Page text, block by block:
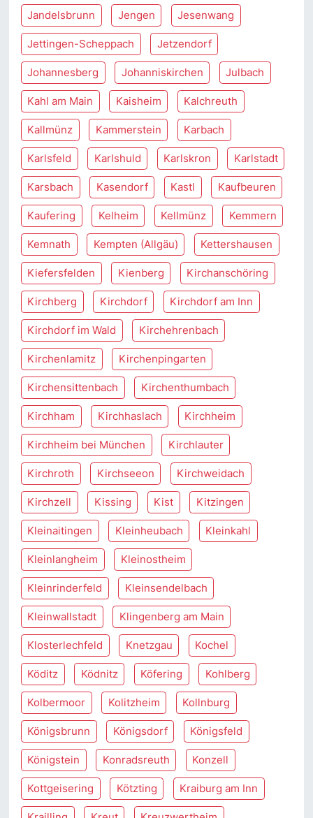
Jandelsbrunn Jengen Jesenwang
Jettingen-Scheppach Jetzendorf
Johannesberg Johanniskirchen Julbach
Kahl am Main Kaisheim Kalchreuth
Kallmünz Kammerstein Karbach
Karlsfeld Karlshuld Karlskron Karlstadt
Karsbach Kasendorf Kastl Kaufbeuren
Kaufering Kelheim Kellmünz Kemmern
Kemnath Kempten (Allgäu) Kettershausen
Kiefersfelden Kienberg Kirchanschöring
Kirchberg Kirchdorf Kirchdorf am Inn
Kirchdorf im Wald Kirchehrenbach
Kirchenlamitz Kirchenpingarten
Kirchensittenbach Kirchenthumbach
Kirchham Kirchhaslach Kirchheim
Kirchheim bei München Kirchlauter
Kirchroth Kirchseeon Kirchweidach
Kirchzell Kissing Kist Kitzingen
Kleinaitingen Kleinheubach Kleinkahl
Kleinlangheim Kleinostheim
Kleinrinderfeld Kleinsendelbach
Kleinwallstadt Klingenberg am Main
Klosterlechfeld Knetzgau Kochel
Köditz Ködnitz Köfering Kohlberg
Kolbermoor Kolitzheim Kollnburg
Königsbrunn Königsdorf Königsfeld
Königstein Konradsreuth Konzell
Kottgeisering Kötzting Kraiburg am Inn